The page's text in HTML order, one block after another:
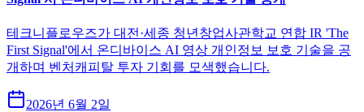
테크니플로우즈가 대전·세종 청년창업사관학교 연합 IR 'The
First Signal'에서 온디바이스 AI 영상 개인정보 보호 기술을 공
개하며 벤처캐피탈 투자 기회를 모색했습니다.
2026년 6월 2일